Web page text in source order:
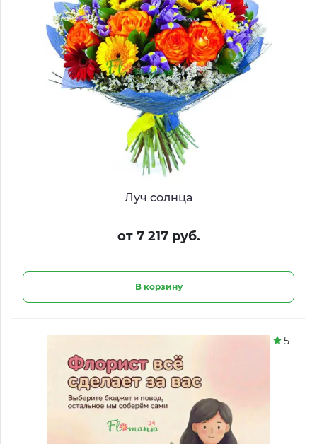
Луч солнца
от 7 217 руб.
В корзину
5